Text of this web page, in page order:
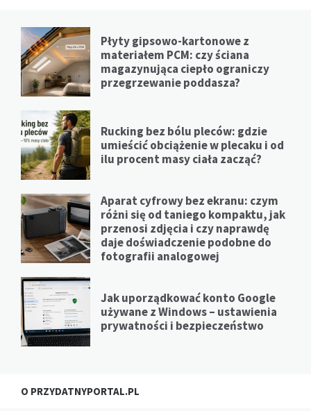
Płyty gipsowo-kartonowe z
materiałem PCM: czy ściana
magazynująca ciepło ograniczy
przegrzewanie poddasza?
Rucking bez bólu pleców: gdzie
umieścić obciążenie w plecaku i od
ilu procent masy ciała zacząć?
Aparat cyfrowy bez ekranu: czym
różni się od taniego kompaktu, jak
przenosi zdjęcia i czy naprawdę
daje doświadczenie podobne do
fotografii analogowej
Jak uporządkować konto Google
używane z Windows – ustawienia
prywatności i bezpieczeństwo
O PRZYDATNYPORTAL.PL